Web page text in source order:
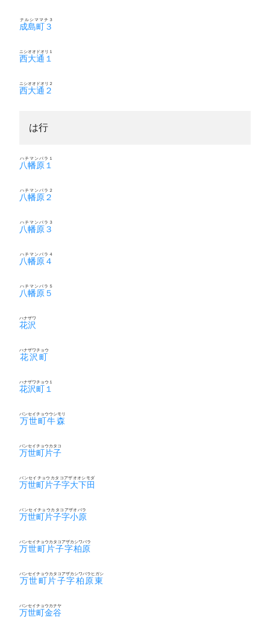
成島町３
ナルシママチ３
西大通１
ニシオオドオリ１
西大通２
ニシオオドオリ２
は行
八幡原１
ハチマンパラ１
八幡原２
ハチマンパラ２
八幡原３
ハチマンパラ３
八幡原４
ハチマンパラ４
八幡原５
ハチマンパラ５
花沢
ハナザワ
花沢町
ハナザワチョウ
花沢町１
ハナザワチョウ１
万世町牛森
バンセイチョウウシモリ
万世町片子
バンセイチョウカタコ
万世町片子字大下田
バンセイチョウカタコアザオオシモダ
万世町片子字小原
バンセイチョウカタコアザオバラ
万世町片子字柏原
バンセイチョウカタコアザカシワバラ
万世町片子字柏原東
バンセイチョウカタコアザカシワバラヒガシ
万世町金谷
バンセイチョウカナヤ